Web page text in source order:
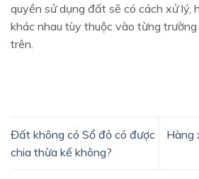
quyền sử dụng đất sẽ có cách xử lý,
khác nhau tùy thuộc vào từng
trên.
Đất không có Sổ đỏ có được
chia thừa kế không?
Hàng